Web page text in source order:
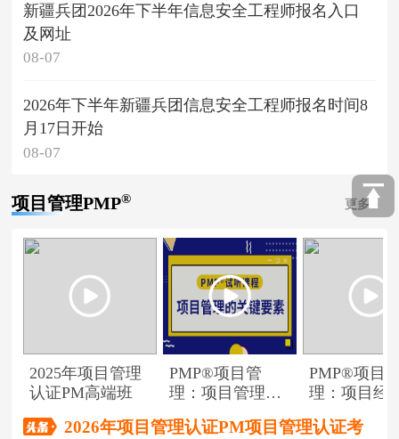
新疆兵团2026年下半年信息安全工程师报名入口
及网址
08-07
2026年下半年新疆兵团信息安全工程师报名时间8
月17日开始
08-07
项目管理PMP® 更多
2025年项目管理
认证PM高端班
PMP®项目管
理：项目管理的
PMP®项目
理：项目经
2026年项目管理认证PM项目管理认证考